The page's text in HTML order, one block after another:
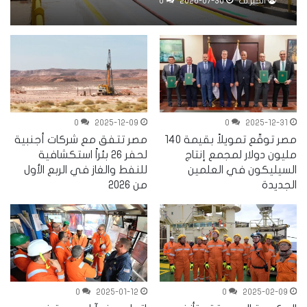
2025-12-31
0
مصر توقّع تمويلاً بقيمة 140
مليون دولار لمجمع إنتاج
السيليكون في العلمين
الجديدة
2025-12-09
0
مصر تتفق مع شركات أجنبية
لحفر 26 بئراً استكشافية
للنفط والغاز في الربع الأول
من 2026
2025-02-09
0
2025-01-12
0